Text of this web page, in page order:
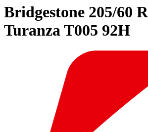
Bridgestone 205/60
Turanza T005 92H